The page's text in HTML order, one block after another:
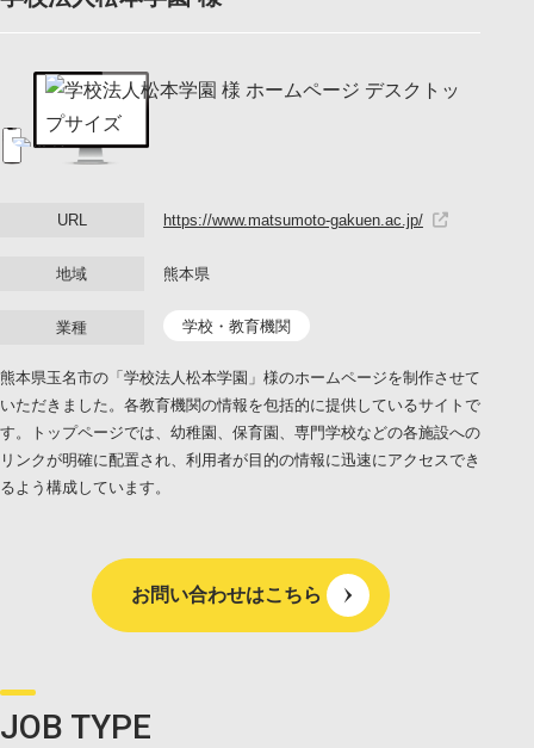
LINEでお問い合わせ
JOB TYPE
URL https://www.matsumoto-gakuen.ac.jp/
地域 熊本県
業種 学校・教育機関
熊本県玉名市の「学校法人松本学園」様のホームページを制作させて
いただきました。各教育機関の情報を包括的に提供しているサイトで
す。トップページでは、幼稚園、保育園、専門学校などの各施設への
リンクが明確に配置され、利用者が目的の情報に迅速にアクセスでき
るよう構成しています。
お問い合わせはこちら